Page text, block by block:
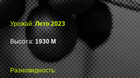
Урожай:Лето 2023
Высота:1930 М
Разновидность: